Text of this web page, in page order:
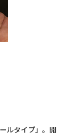
ルタイプ」。開